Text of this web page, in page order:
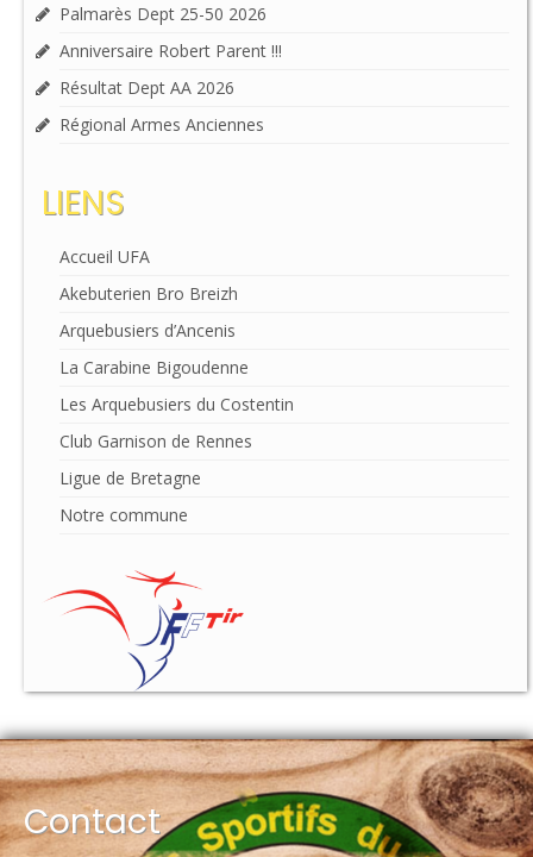
Palmarès Dept 25-50 2026
Anniversaire Robert Parent !!!
Résultat Dept AA 2026
Régional Armes Anciennes
LIENS
Accueil UFA
Akebuterien Bro Breizh
Arquebusiers d’Ancenis
La Carabine Bigoudenne
Les Arquebusiers du Costentin
Club Garnison de Rennes
Ligue de Bretagne
Notre commune
Contact